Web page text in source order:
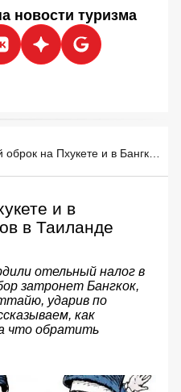
новости туризма
и в
в Таиланде
отельный налог в
затронет Бангкок,
ударив по
как
что обратить